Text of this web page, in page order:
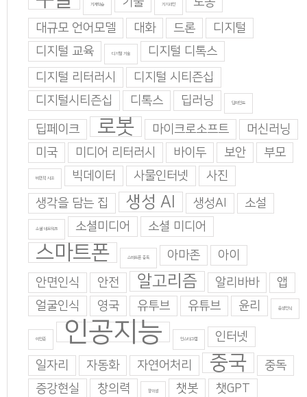
기계학습 기지과인
대규모 언어모델
대화 드론
디지털
디지털 교육
디지털 기술
디지털 디톡스
디지털 리터러시
디지털 시티즌십
디지털시티즌십
디톡스 딥러닝 딥마인드
딥페이크 로봇 마이크로소프트
머신러닝
미국
미디어 리터러시 바이두 보안 부모
비판적 사고 빅데이터 사물인터넷
사진
생각을 담는 집
생성 AI 생성AI 소설
소셜 네트워크 소셜미디어 소셜 미디어
스마트폰 스마트폰 중독 아마존
아이
안면인식
안전 알고리즘 알리바바
앱
얼굴인식
영국 유투브 유튜브 윤리 음성인식
이인준 인공지능 인스타그램 인터넷
일자리 자동화 자연어처리 중국
중독
증강현실
창의력 창의성 챗봇
챗GPT